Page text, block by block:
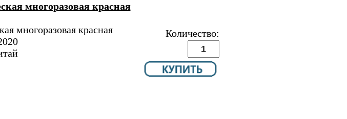
многоразовая красная
многоразовая красная
Количество: